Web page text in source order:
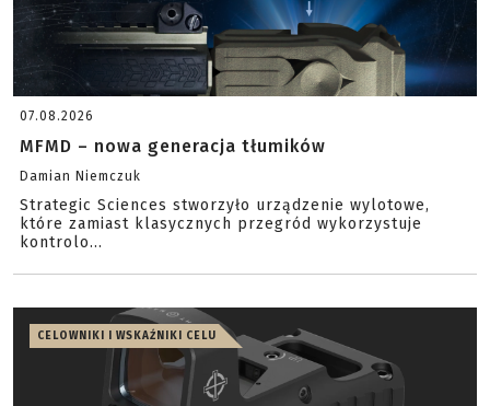
07.08.2026
MFMD – nowa generacja tłumików
Damian Niemczuk
Strategic Sciences stworzyło urządzenie wylotowe,
które zamiast klasycznych przegród wykorzystuje
kontrolo...
CELOWNIKI I WSKAŹNIKI CELU